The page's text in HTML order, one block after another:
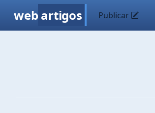
web artigos Publicar